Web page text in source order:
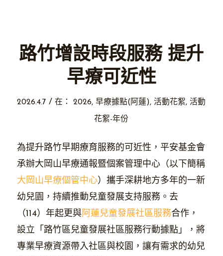
路竹增設時段服務 提升
早療可近性
2026.4.7 / 在：2026,早療據點(阿蓮),活動花絮,活動
花絮-年份
為提升路竹早期療育服務的可近性，平安基金會
承辦大岡山早療通報暨個案管理中心（以下簡稱
大岡山早療個管中心）攜手深耕地方多年的一新
幼兒園，持續推動兒童發展支持服務。去
（114）年起更與阿蓮兒童發展社區服務合作，
設立「路竹區兒童發展社區服務行動據點」，將
專業早療資源帶入社區與校園，讓有需求的幼兒